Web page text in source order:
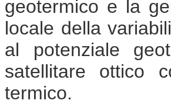
geotermico e la
locale della
al potenziale
satellitare ottico
termico.